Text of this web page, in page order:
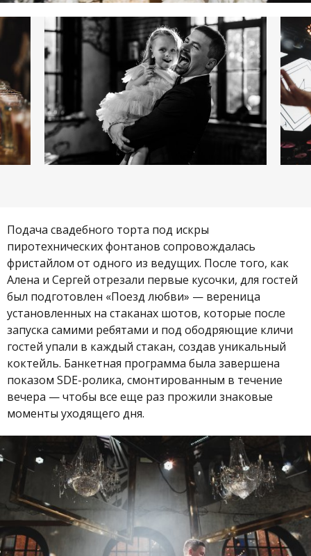
Подача свадебного торта под искры
пиротехнических фонтанов сопровождалась
фристайлом от одного из ведущих. После того, как
Алена и Сергей отрезали первые кусочки, для гостей
был подготовлен «Поезд любви» — вереница
установленных на стаканах шотов, которые после
запуска самими ребятами и под ободряющие кличи
гостей упали в каждый стакан, создав уникальный
коктейль. Банкетная программа была завершена
показом SDE-ролика, смонтированным в течение
вечера — чтобы все еще раз прожили знаковые
моменты уходящего дня.